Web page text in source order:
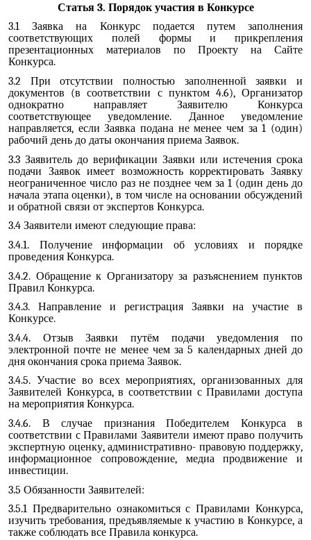
Статья 3. Порядок участия в Конкурсе
3.1 Заявка на Конкурс подается путем заполнения
соответствующих полей формы и прикрепления
презентационных материалов по Проекту на Сайте
Конкурса.
3.2 При отсутствии полностью заполненной заявки и
документов (в соответствии с пунктом 4.6), Организатор
однократно направляет Заявителю Конкурса
соответствующее уведомление. Данное уведомление
направляется, если Заявка подана не менее чем за 1 (один)
рабочий день до даты окончания приема Заявок.
3.3 Заявитель до верификации Заявки или истечения срока
подачи Заявок имеет возможность корректировать Заявку
неограниченное число раз не позднее чем за 1 (один день до
начала этапа оценки), в том числе на основании обсуждений
и обратной связи от экспертов Конкурса.
3.4 Заявители имеют следующие права:
3.4.1. Получение информации об условиях и порядке
проведения Конкурса.
3.4.2. Обращение к Организатору за разъяснением пунктов
Правил Конкурса.
3.4.3. Направление и регистрация Заявки на участие в
Конкурсе.
3.4.4. Отзыв Заявки путём подачи уведомления по
электронной почте не менее чем за 5 календарных дней до
дня окончания срока приема Заявок.
3.4.5. Участие во всех мероприятиях, организованных для
Заявителей Конкурса, в соответствии с Правилами доступа
на мероприятия Конкурса.
3.4.6. В случае признания Победителем Конкурса в
соответствии с Правилами Заявители имеют право получить
экспертную оценку, административно- правовую поддержку,
информационное сопровождение, медиа продвижение и
инвестиции.
3.5 Обязанности Заявителей:
3.5.1 Предварительно ознакомиться с Правилами Конкурса,
изучить требования, предъявляемые к участию в Конкурсе, а
также соблюдать все Правила конкурса.